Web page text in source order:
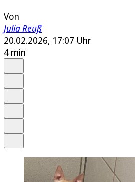
Von
Julia Reuß
20.02.2026, 17:07 Uhr
4 min